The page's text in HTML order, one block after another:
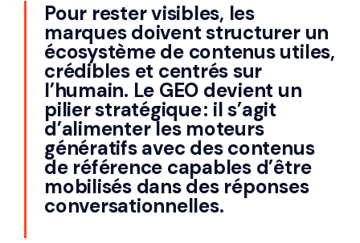
Pour rester visibles, les
marques doivent structurer un
écosystème de contenus utiles,
crédibles et centrés sur
l’humain. Le GEO devient un
pilier stratégique : il s’agit
d’alimenter les moteurs
génératifs avec des contenus
de référence capables d’être
mobilisés dans des réponses
conversationnelles.